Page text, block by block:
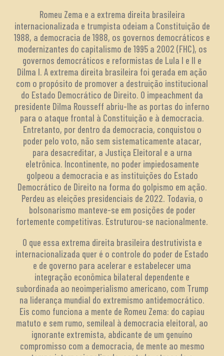
Romeu Zema e a extrema direita brasileira
internacionalizada e trumpista odeiam a Constituição de
1988, a democracia de 1988, os governos democráticos e
modernizantes do capitalismo de 1995 a 2002 (FHC), os
governos democráticos e reformistas de Lula I e II e
Dilma I. A extrema direita brasileira foi gerada em ação
com o propósito de promover a destruição institucional
do Estado Democrático de Direito. O impeachment da
presidente Dilma Rousseff abriu-lhe as portas do inferno
para o ataque frontal à Constituição e à democracia.
Entretanto, por dentro da democracia, conquistou o
poder pelo voto, não sem sistematicamente atacar,
para desacreditar, a Justiça Eleitoral e a urna
eletrônica. Incontinente, no poder impiedosamente
golpeou a democracia e as instituições do Estado
Democrático de Direito na forma do golpismo em ação.
Perdeu as eleições presidenciais de 2022. Todavia, o
bolsonarismo manteve-se em posições de poder
fortemente competitivas. Estruturou-se nacionalmente.
O que essa extrema direita brasileira destrutivista e
internacionalizada quer é o controle do poder de Estado
e de governo para acelerar e estabelecer uma
integração econômica bilateral dependente e
subordinada ao neoimperialismo americano, com Trump
na liderança mundial do extremismo antidemocrático.
Eis como funciona a mente de Romeu Zema: do capiau
matuto e sem rumo, semileal à democracia eleitoral, ao
ignorante extremista, abdicante de um genuíno
compromisso com a democracia, de mente ao mesmo